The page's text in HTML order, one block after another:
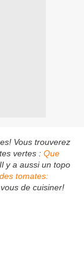
Vous trouverez
vertes : Que
Il y a aussi un topo
tomates:
de cuisiner!